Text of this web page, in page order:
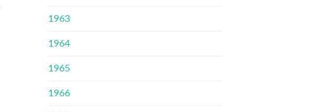
1963
1964
1965
1966